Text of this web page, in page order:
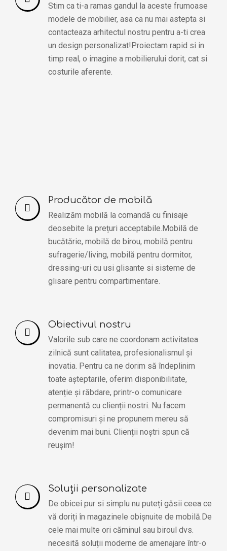
Stim ca ti-a ramas gandul la aceste frumoase
modele de mobilier, asa ca nu mai astepta si
contacteaza arhitectul nostru pentru a-ti crea
un design personalizat!Proiectam rapid si in
timp real, o imagine a mobilierului dorit, cat si
costurile aferente.
Producător de mobilă
Realizăm mobilă la comandă cu finisaje
deosebite la prețuri acceptabile.Mobilă de
bucătărie, mobilă de birou, mobilă pentru
sufragerie/living, mobilă pentru dormitor,
dressing-uri cu usi glisante si sisteme de
glisare pentru compartimentare.
Obiectivul nostru
Valorile sub care ne coordonam activitatea
zilnică sunt calitatea, profesionalismul și
inovatia. Pentru ca ne dorim să îndeplinim
toate așteptarile, oferim disponibilitate,
atenție și răbdare, printr-o comunicare
permanentă cu clienții nostri. Nu facem
compromisuri și ne propunem mereu să
devenim mai buni. Clienții noștri spun că
reușim!
Soluții personalizate
De obicei pur si simplu nu puteți găsii ceea ce
vă doriți în magazinele obișnuite de mobilă.De
cele mai multe ori căminul sau biroul dvs.
necesită soluții moderne de amenajare într-o